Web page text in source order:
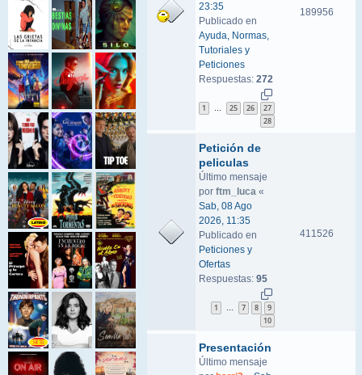
23:35
Publicado en
Ayuda, Normas,
Tutoriales y
Peticiones
Respuestas: 272
1 25 26
27
28
189956
Petición de
peliculas
Último mensaje
por ftm_luca «
Sab, 08 Ago
2026, 11:35
Publicado en
Peticiones y
Ofertas
Respuestas: 95
1 7 8
9
10
411526
Presentación
Último mensaje